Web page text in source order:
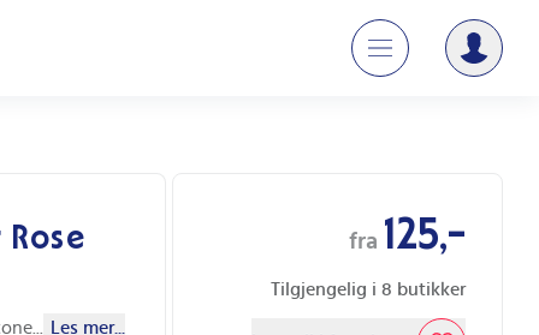
Rose
Les mer...
fra 125,-
Tilgjengelig i 8 butikker